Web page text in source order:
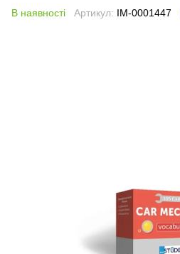
В наявності Артикул: IM-0001447